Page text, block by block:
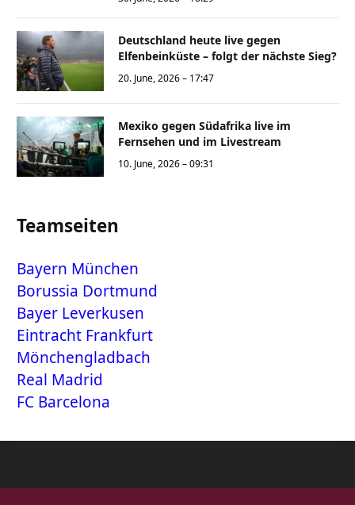
Deutschland heute live gegen
Elfenbeinküste – folgt der nächste Sieg?
20. June, 2026 – 17:47
Mexiko gegen Südafrika live im
Fernsehen und im Livestream
10. June, 2026 – 09:31
Teamseiten
Bayern München
Borussia Dortmund
Bayer Leverkusen
Eintracht Frankfurt
Mönchengladbach
Real Madrid
FC Barcelona